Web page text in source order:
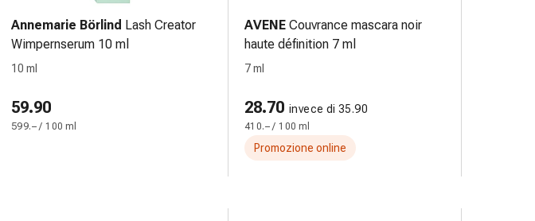
Annemarie Börlind Lash Creator
Wimpernserum 10 ml
10 ml
59.90
599.– / 100 ml
AVENE Couvrance mascara noir
haute définition 7 ml
7 ml
28.70 invece di 35.90
410.– / 100 ml
Promozione online